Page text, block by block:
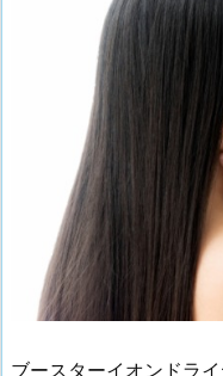
ブースターイオンドラ